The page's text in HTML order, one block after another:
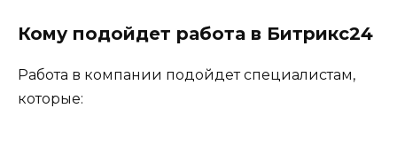
Кому подойдет работа в Битрикс24
Работа в компании подойдет специалистам,
которые: